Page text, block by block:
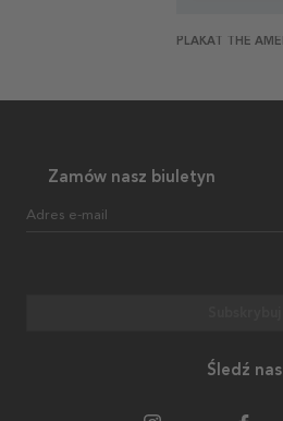
Zamów nasz biuletyn
Adres e-mail
Śledź nas